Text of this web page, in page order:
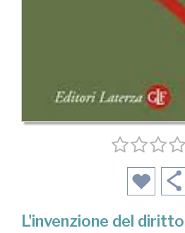
L'invenzione del diritto